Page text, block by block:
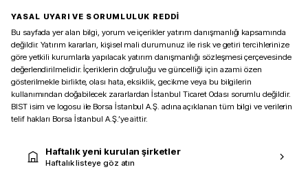
YASAL UYARI VE SORUMLULUK REDDİ
Bu sayfada yer alan bilgi, yorum ve içerikler yatırım danışmanlığı kapsamında
değildir. Yatırım kararları, kişisel mali durumunuz ile risk ve getiri tercihlerinize
göre yetkili kurumlarla yapılacak yatırım danışmanlığı sözleşmesi çerçevesinde
değerlendirilmelidir. İçeriklerin doğruluğu ve güncelliği için azami özen
gösterilmekle birlikte, olası hata, eksiklik, gecikme veya bu bilgilerin
kullanımından doğabilecek zararlardan İstanbul Ticaret Odası sorumlu değildir.
BIST isim ve logosu ile Borsa İstanbul A.Ş. adına açıklanan tüm bilgi ve verilerin
telif hakları Borsa İstanbul A.Ş.’ye aittir.
Haftalık yeni kurulan şirketler
Haftalık listeye göz atın